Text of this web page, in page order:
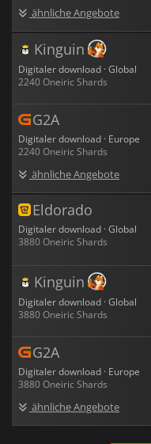
ähnliche Angebote
Kinguin
Digitaler download · Global
2240 Oneiric Shards
G2A
Digitaler download · Europe
2240 Oneiric Shards
ähnliche Angebote
Eldorado
Digitaler download · Global
3880 Oneiric Shards
Kinguin
Digitaler download · Global
3880 Oneiric Shards
G2A
Digitaler download · Europe
3880 Oneiric Shards
ähnliche Angebote